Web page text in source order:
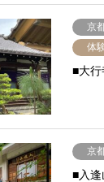
京
体
■大行
京
■入